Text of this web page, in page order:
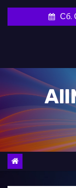
и
о
в
Сб.